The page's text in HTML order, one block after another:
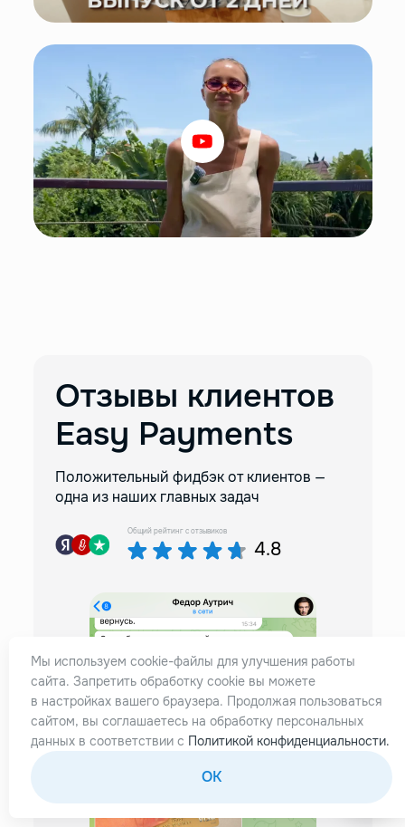
Отзывы клиентов
Easy Payments
Положительный фидбэк от клиентов —
одна из наших главных задач
Общий рейтинг с отзывиков
4.8
Мы используем cookie-файлы для улучшения работы
сайта. Запретить обработку cookie вы можете
в настройках вашего браузера. Продолжая пользоваться
сайтом, вы соглашаетесь на обработку персональных
данных в соответствии с Политикой конфиденциальности.
OK